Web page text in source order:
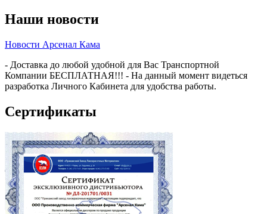
Наши новости
Новости Арсенал Кама
- Доставка до любой удобной для Вас Транспортной
Компании БЕСПЛАТНАЯ!!! - На данный момент видеться
разработка Личного Кабинета для удобства работы.
Сертификаты